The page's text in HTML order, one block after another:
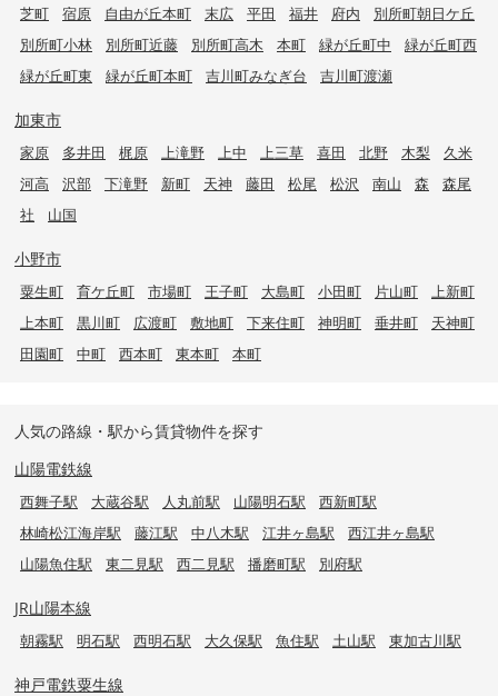
芝町
宿原 自由が丘本町 末広 平田 福井 府内
別所町朝日ケ丘
別所町小林
別所町近藤 別所町高木 本町 緑が丘町中
緑が丘町西
緑が丘町東
緑が丘町本町 吉川町みなぎ台 吉川町渡瀬
加東市
家原 多井田 梶原 上滝野 上中 上三草 喜田 北野 木梨
久米
河高
沢部 下滝野 新町 天神 藤田 松尾 松沢 南山 森
森尾
社
山国
小野市
粟生町 育ケ丘町 市場町 王子町 大島町 小田町 片山町
上新町
上本町
黒川町 広渡町 敷地町 下来住町 神明町 垂井町
天神町
田園町
中町 西本町 東本町 本町
人気の路線・駅から賃貸物件を探す
山陽電鉄線
西舞子駅 大蔵谷駅 人丸前駅 山陽明石駅
西新町駅
林崎松江海岸駅
藤江駅 中八木駅 江井ヶ島駅
西江井ヶ島駅
山陽魚住駅
東二見駅 西二見駅 播磨町駅 別府駅
JR山陽本線
朝霧駅 明石駅 西明石駅 大久保駅 魚住駅 土山駅 東加古川駅
神戸電鉄粟生線